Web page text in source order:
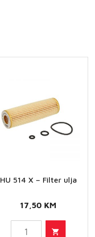
HU 514 X – Filter ulja
17,50 KM